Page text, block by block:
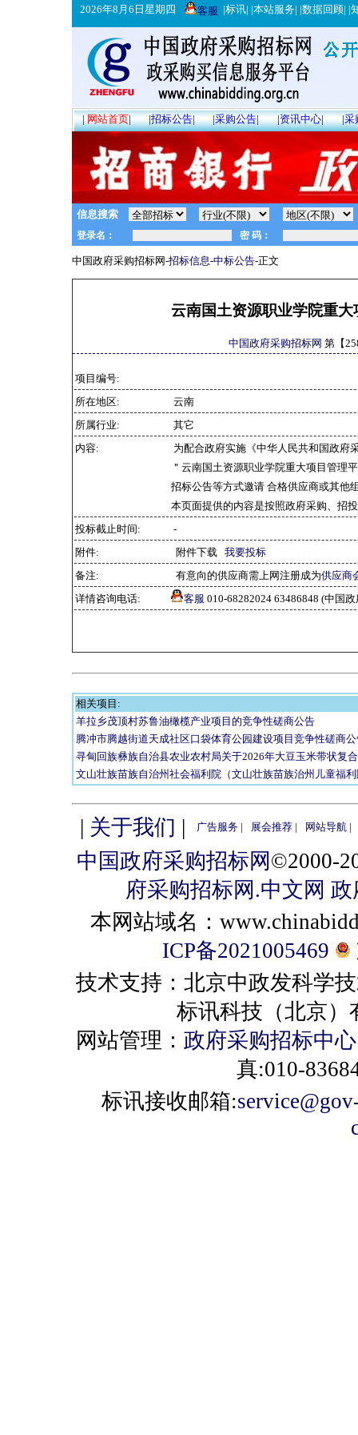
2026年8月6日星期四 客服 |标讯| |本站服务| |数据回顾| |
|网站首页| |招标公告| |采购公告| |资讯中心| |采
信息搜索
中国政府采购招标网-招标信息-中标公告-正文
云南国土资源职业学院重
中国政府采购招标网 第【
项目编号:
所在地区:
云南
所属行业:
其它
内容:
为配合政府实施《中华人民共和国政府
＂云南国土资源职业学院重大项目管理
招标公告等方式邀请 合格供应商或其他
本页面提供的内容是按照政府采购、招
投标截止时间:
-
附件:
附件下载 我要投标
备注:
有意向的供应商需上网注册成为供应商
详情咨询电话:
客服 010-68282024 63486848 (中国
相关项目:
羊拉乡茂顶村苏鲁油橄榄产业项目的竞争性磋商公告
腾冲市腾越街道天成社区口袋体育公园建设项目竞争性磋商
寻甸回族彝族自治县农业农村局关于2026年大豆玉米带状复
文山壮族苗族自治州社会福利院（文山壮族苗族治州儿童福
| 关于我们 | 广告服务 | 展会推荐 | 网站导航 |
中国政府采购招标网©2000-
府采购招标网.中文网 政
本网站域名：
ICP备2021005469
技术支持：北京中政发科学
标讯科技（北京）
网站管理： 政府采购招标中心
真:010-
标讯接收邮箱: